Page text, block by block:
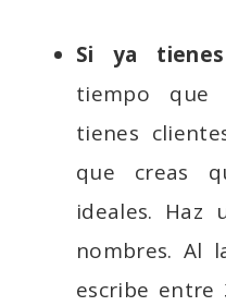
Si ya
tiempo que
tienes
que creas
ideales. Haz
nombres. Al
escribe